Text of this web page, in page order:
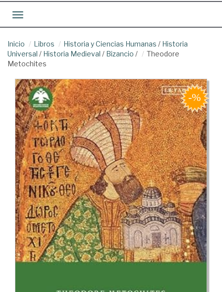
Toggle navigation
Inicio Libros Historia y Ciencias Humanas / Historia
Universal / Historia Medieval / Bizancio /
Theodore
Metochites